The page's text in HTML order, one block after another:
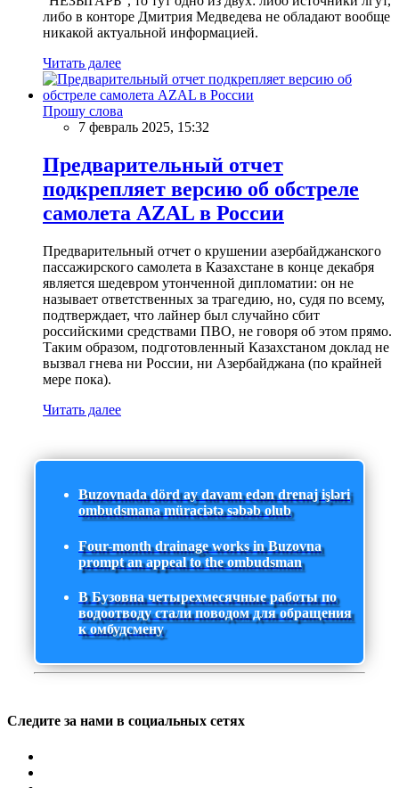
либо в конторе Дмитрия Медведева не обладают вообще
никакой актуальной информацией.
Читать далее
Прошу слова
7 февраль 2025, 15:32
Предварительный отчет
подкрепляет версию об обстреле
самолета AZAL в России
Предварительный отчет о крушении азербайджанского
пассажирского самолета в Казахстане в конце декабря
является шедевром утонченной дипломатии: он не
называет ответственных за трагедию, но, судя по всему,
подтверждает, что лайнер был случайно сбит
российскими средствами ПВО, не говоря об этом прямо.
Таким образом, подготовленный Казахстаном доклад не
вызвал гнева ни России, ни Азербайджана (по крайней
мере пока).
Читать далее
Buzovnada dörd ay davam edən drenaj işləri
ombudsmana müraciətə səbəb olub
Four-month drainage works in Buzovna
prompt an appeal to the ombudsman
В Бузовна четырехмесячные работы по
водоотводу стали поводом для обращения
к омбудсмену
Следите за нами в социальных сетях